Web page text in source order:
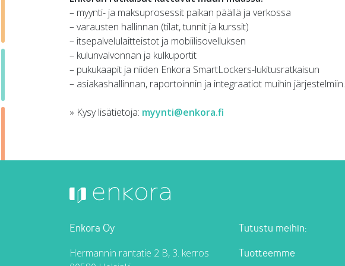
– myynti- ja maksuprosessit paikan päällä ja verkossa
– varausten hallinnan (tilat, tunnit ja kurssit)
– itsepalvelulaitteistot ja mobiilisovelluksen
– kulunvalvonnan ja kulkuportit
– pukukaapit ja niiden Enkora SmartLockers-lukitusratkaisun
– asiakashallinnan, raportoinnin ja integraatiot muihin järjestelmiin.
» Kysy lisätietoja: myynti@enkora.fi
Enkora Oy
Hermannin rantatie 2 B, 3. kerros
Tutustu meihin:
Tuotteemme